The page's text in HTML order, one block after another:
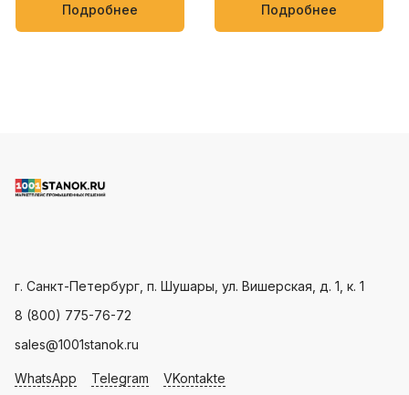
изделий, овощей и фруктов
Подробнее
полотенца, салфетки,
пищевые и бытовые
Подробнее
г. Санкт-Петербург, п. Шушары, ул. Вишерская, д. 1, к. 1
8 (800) 775-76-72
sales@1001stanok.ru
WhatsApp Telegram VKontakte